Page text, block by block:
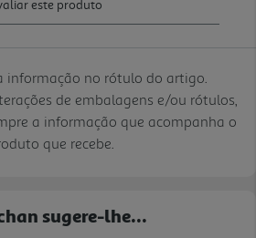
informação no rótulo do artigo.
de embalagens e/ou rótulos,
a informação que acompanha o
que recebe.
sugere-lhe...